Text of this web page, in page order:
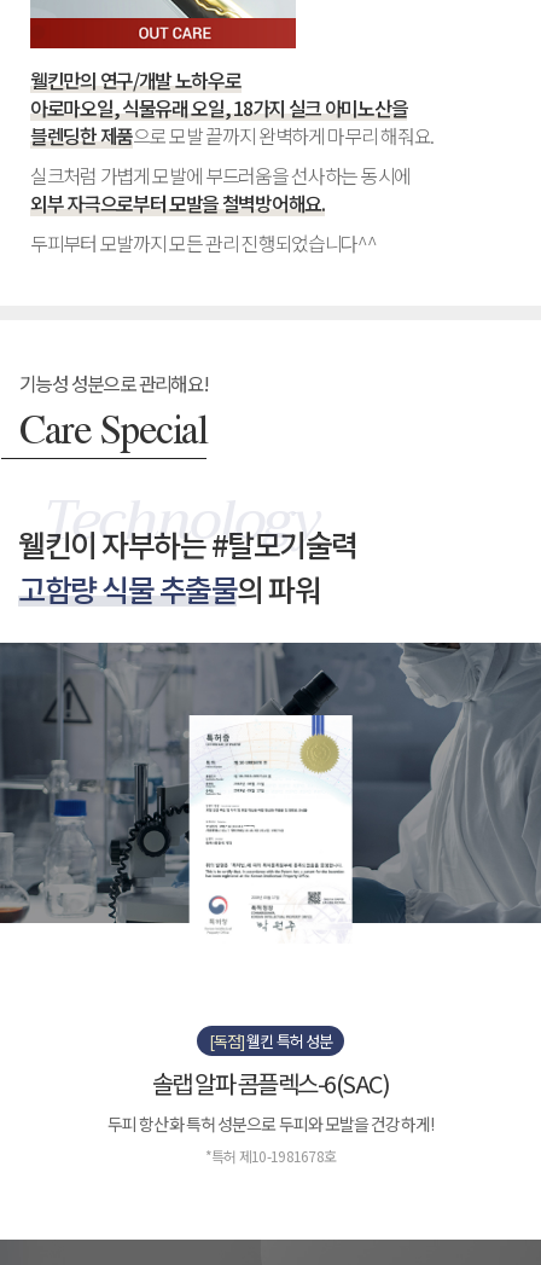
웰킨만의 연구/개발 노하우로
아로마오일, 식물유래 오일, 18가지 실크 아미노산을
블렌딩한 제품으로 모발 끝까지 완벽하게 마무리 해줘요.
실크처럼 가볍게 모발에 부드러움을 선사하는 동시에
외부 자극으로부터 모발을 철벽방어해요.
두피부터 모발까지 모든 관리 진행되었습니다^^
기능성 성분으로 관리해요!
Care Special
웰킨이 자부하는 #탈모기술력
고함량 식물 추출물의 파워
[독점]웰킨 특허 성분
솔랩 알파 콤플렉스-6(SAC)
두피 항산화 특허 성분으로 두피와 모발을 건강하게!
*특허 제10-1981678호